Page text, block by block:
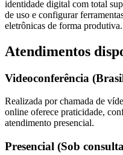
identidade digital com total
de uso e configurar
eletrônicas de forma produtiva.
Atendimentos
Videoconferência
Realizada por chamada de
online oferece praticidade,
atendimento presencial.
Presencial (Sob